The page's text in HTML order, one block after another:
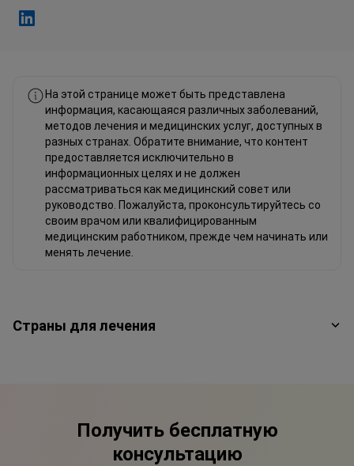
На этой странице может быть представлена
информация, касающаяся различных заболеваний,
методов лечения и медицинских услуг, доступных в
разных странах. Обратите внимание, что контент
предоставляется исключительно в
информационных целях и не должен
рассматриваться как медицинский совет или
руководство. Пожалуйста, проконсультируйтесь со
своим врачом или квалифицированным
медицинским работником, прежде чем начинать или
менять лечение.
Страны для лечения
Получить бесплатную
консультацию